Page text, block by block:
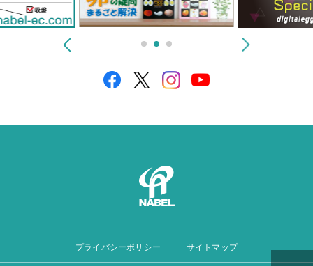
プライバシーポリシー サイトマップ